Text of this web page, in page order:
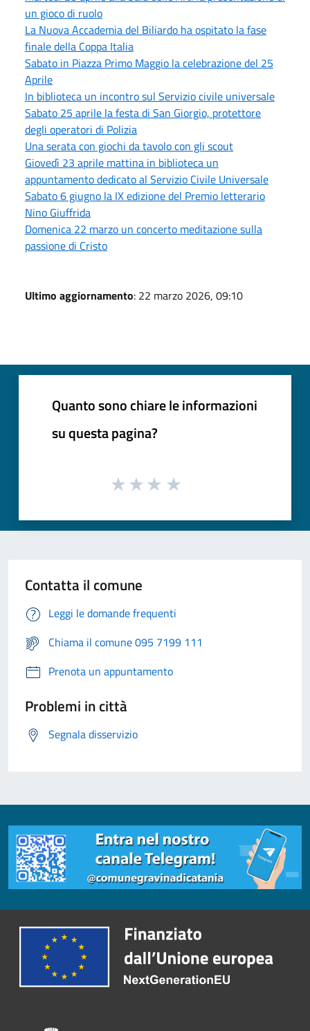
un gioco di ruolo
La Nuova Accademia del Biliardo ha ospitato la fase
finale della Coppa Italia
Sabato in Piazza Primo Maggio la celebrazione del 25
Aprile
In biblioteca un incontro sul Servizio civile universale
Sabato 25 aprile la festa di San Giorgio, protettore
degli operatori di Polizia
Una serata con giochi da tavolo con gli scout
Giovedì 23 aprile mattina in biblioteca un
appuntamento dedicato al Servizio Civile Universale
Sabato 6 giugno la IX edizione del Premio letterario
Nino Giuffrida
Domenica 22 marzo un concerto meditazione sulla
passione di Cristo
Ultimo aggiornamento: 22 marzo 2026, 09:10
Quanto sono chiare le informazioni
su questa pagina?
Contatta il comune
Leggi le domande frequenti
Chiama il comune 095 7199 111
Prenota un appuntamento
Problemi in città
Segnala disservizio